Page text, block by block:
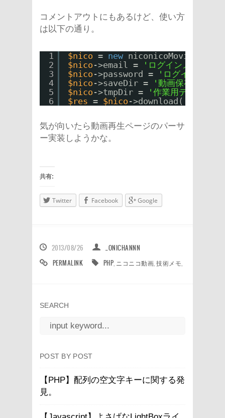
コメントアウトにもあるけど、使い方
は以下の通り。
1
2
3
4
5
6
$nico = new
$nico ->email =
'ログインメールア
$nico ->password =
'ログインパス
$nico ->saveDir =
'動画保存用ディ
$nico ->tmpDir =
'作業用ディレク
$res = $nico ->download(
気が向いたら動画再生ページのパーサ
ー実装しようかな。
共有:
Twitter Facebook Google
2013/08/26
_ONICHANNN
PERMALINK
PHP ニコニコ動画 ,技術メモ
SEARCH
POST BY POST
【PHP】配列の空文字キーに関する発
見。